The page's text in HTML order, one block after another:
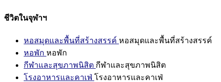
ชีวิตในจุฬาฯ
หอสมุดและพื้นที่สร้างสรรค์ หอสมุดและพื้นที่สร้างสรรค์
หอพัก หอพัก
กีฬาและสุขภาพนิสิต กีฬาและสุขภาพนิสิต
โรงอาหารและคาเฟ่ โรงอาหารและคาเฟ่